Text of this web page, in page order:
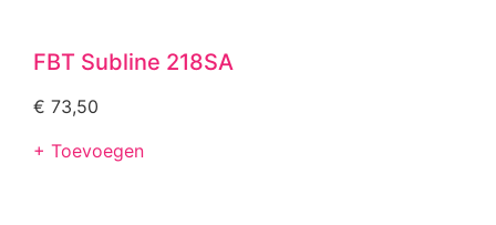
FBT Subline 218SA
€ 73,50
+ Toevoegen